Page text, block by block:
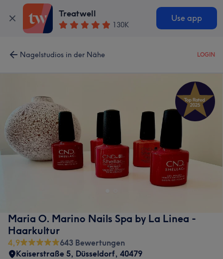
Treatwell
130K
Use app
Nagelstudios in der Nähe LOGIN
Maria O. Marino Nails Spa by La Linea -
Haarkultur
4,9
643 Bewertungen
Kaiserstraße 5, Düsseldorf, 40479